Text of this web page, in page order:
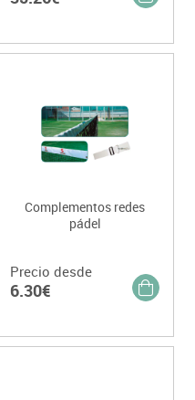
Complementos redes
pádel
Precio desde
6.30€